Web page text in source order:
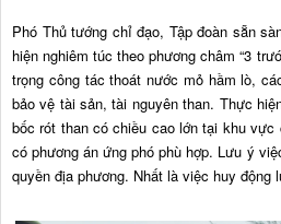
Phó Thủ tướng chỉ đạo, Tập đoàn sẵn
hiện nghiêm túc theo phương châm “3
trọng công tác thoát nước mỏ hầm lò,
bảo vệ tài sản, tài nguyên than. Thực
bốc rót than có chiều cao lớn tại khu
có phương án ứng phó phù hợp. Lưu ý
quyền địa phương. Nhất là việc huy